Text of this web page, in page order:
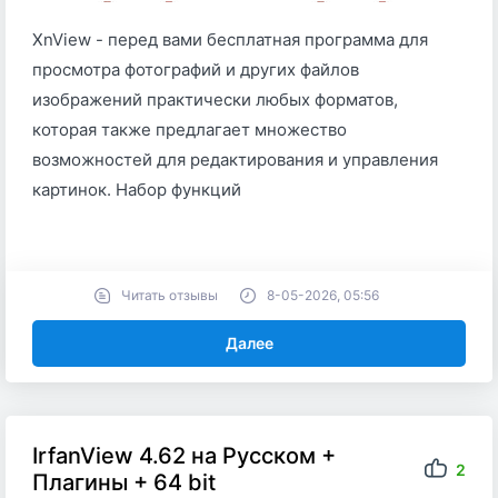
XnView - перед вами бесплатная программа для
просмотра фотографий и других файлов
изображений практически любых форматов,
которая также предлагает множество
возможностей для редактирования и управления
картинок. Набор функций
Далее
Читать отзывы 8-05-2026, 05:56
IrfanView 4.62 на Русском +
Плагины + 64 bit
2